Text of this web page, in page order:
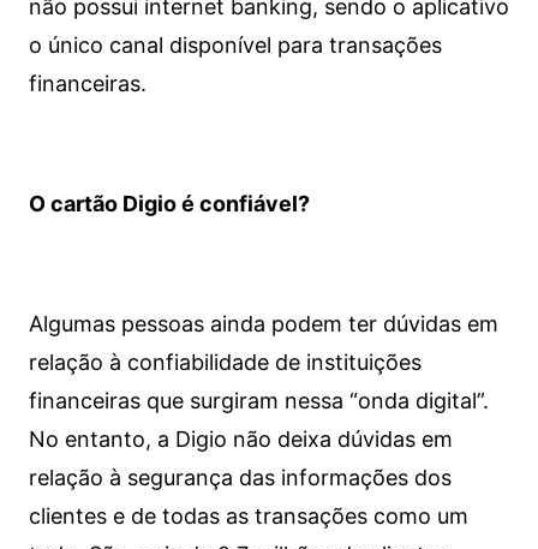
não possui internet banking, sendo o aplicativo
o único canal disponível para transações
financeiras.
O cartão Digio é confiável?
Algumas pessoas ainda podem ter dúvidas em
relação à confiabilidade de instituições
financeiras que surgiram nessa “onda digital”.
No entanto, a Digio não deixa dúvidas em
relação à segurança das informações dos
clientes e de todas as transações como um